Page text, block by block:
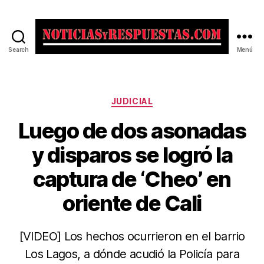
Search Menú
Categorías
JUDICIAL
Luego de dos asonadas
y disparos se logró la
captura de ‘Cheo’ en
oriente de Cali
[VIDEO] Los hechos ocurrieron en el barrio
Los Lagos, a dónde acudió la Policía para